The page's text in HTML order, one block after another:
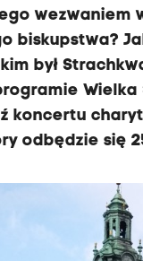
biskupstwa?
był
Wielka
koncertu
odbędzie się